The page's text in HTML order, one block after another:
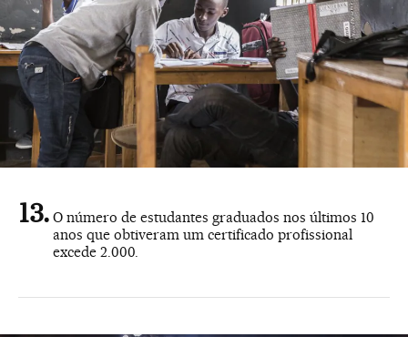
O número de estudantes graduados nos últimos 10
anos que obtiveram um certificado profissional
excede 2.000.